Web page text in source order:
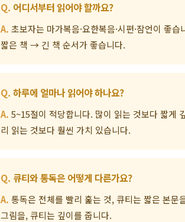
어디서부터 읽어야 할까요?
초보자는 마가복음·요한복음·시편·잠언이 좋
짧은 책 → 긴 책 순서가 좋습니다.
하루에 얼마나 읽어야 하나요?
5~15절이 적당합니다. 많이 읽는 것보다 짧게
리 읽는 것보다 훨씬 가치 있습니다.
큐티와 통독은 어떻게 다른가요?
통독은 전체를 빨리 훑는 것, 큐티는 짧은 본
그림을, 큐티는 깊이를 줍니다.